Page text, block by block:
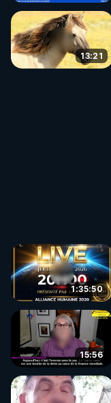
13:21
1:35:50
15:56